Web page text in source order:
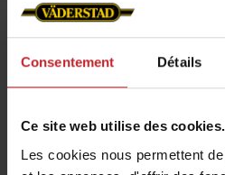
Consentement Détails
Ce site web utilise des cookies.
Les cookies nous permettent
Roues de fermeture
Terre lourde & humide